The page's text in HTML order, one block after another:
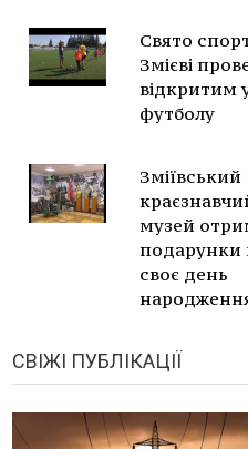
Свято
Змієві
відкритим
футболу
Зміївський
музей
подарунки
своє день
СВІЖІ ПУБЛІКАЦІЇ